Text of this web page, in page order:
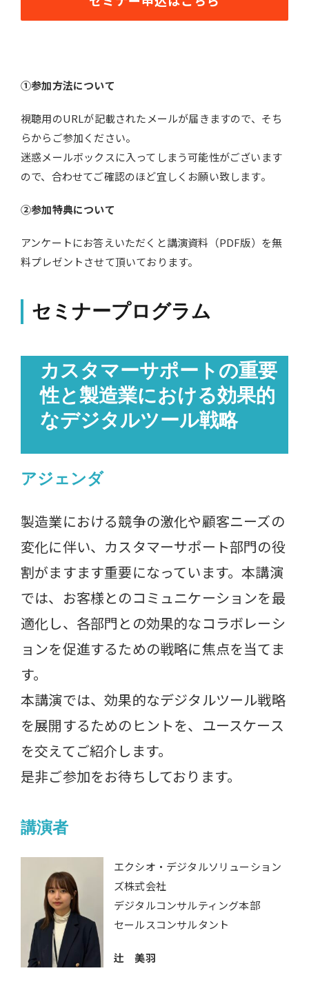
①参加方法について
視聴用のURLが記載されたメールが届きますので、そち
らからご参加ください。
迷惑メールボックスに入ってしまう可能性がございます
ので、合わせてご確認のほど宜しくお願い致します。
②参加特典について
アンケートにお答えいただくと講演資料（PDF版）を無
料プレゼントさせて頂いております。
セミナープログラム
カスタマーサポートの重要
性と製造業における効果的
なデジタルツール戦略
アジェンダ
製造業における競争の激化や顧客ニーズの
変化に伴い、カスタマーサポート部門の役
割がますます重要になっています。本講演
では、お客様とのコミュニケーションを最
適化し、各部門との効果的なコラボレーシ
ョンを促進するための戦略に焦点を当てま
す。
本講演では、効果的なデジタルツール戦略
を展開するためのヒントを、ユースケース
を交えてご紹介します。
是非ご参加をお待ちしております。
講演者
エクシオ・デジタルソリューション
ズ株式会社
デジタルコンサルティング本部
セールスコンサルタント
辻 美羽